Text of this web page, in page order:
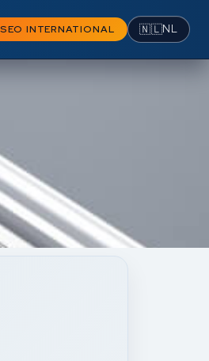
INTERNATIONAL 🇳🇱NL